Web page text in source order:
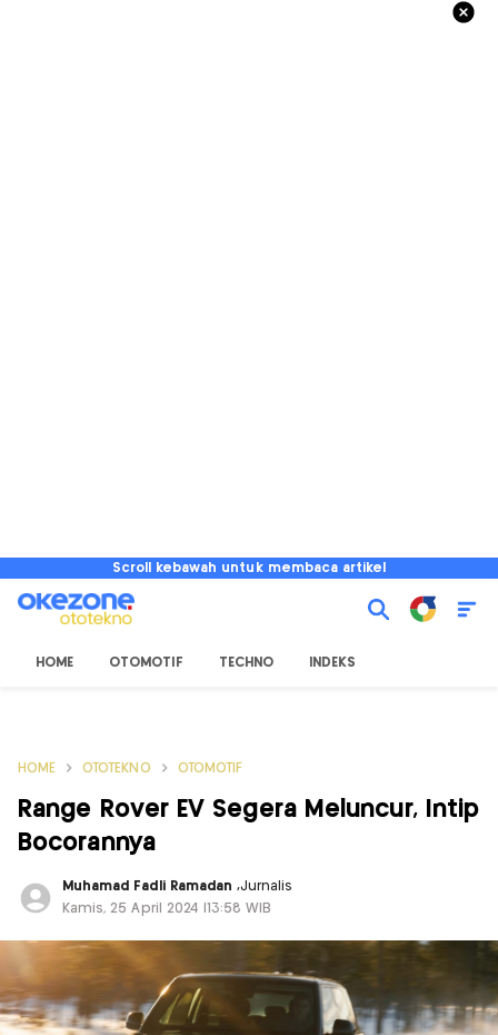
Scroll kebawah untuk membaca artikel
HOME OTOMOTIF TECHNO INDEKS
HOME OTOTEKNO OTOMOTIF
Range Rover EV Segera Meluncur, Intip
Bocorannya
Muhamad Fadli Ramadan,Jurnalis
Kamis, 25 April 2024 |13:58 WIB